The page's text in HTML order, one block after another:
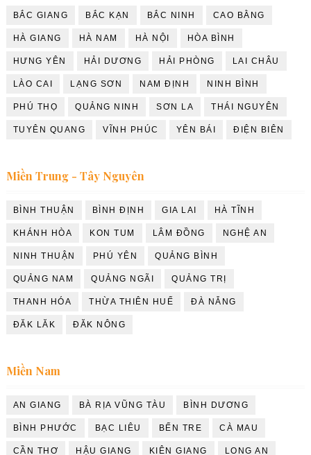
BẮC GIANG BẮC KẠN BẮC NINH CAO BẰNG
HÀ GIANG HÀ NAM HÀ NỘI HÒA BÌNH
HƯNG YÊN HẢI DƯƠNG HẢI PHÒNG LAI CHÂU
LÀO CAI LẠNG SƠN NAM ĐỊNH NINH BÌNH
PHÚ THỌ QUẢNG NINH SƠN LA THÁI NGUYÊN
TUYÊN QUANG VĨNH PHÚC YÊN BÁI ĐIỆN BIÊN
Miền Trung - Tây Nguyên
BÌNH THUẬN BÌNH ĐỊNH GIA LAI HÀ TĨNH
KHÁNH HÒA KON TUM LÂM ĐỒNG NGHỆ AN
NINH THUẬN PHÚ YÊN QUẢNG BÌNH
QUẢNG NAM QUẢNG NGÃI QUẢNG TRỊ
THANH HÓA THỪA THIÊN HUẾ ĐÀ NẴNG
ĐĂK LĂK ĐĂK NÔNG
Miền Nam
AN GIANG BÀ RỊA VŨNG TÀU BÌNH DƯƠNG
BÌNH PHƯỚC BẠC LIÊU BẾN TRE CÀ MAU
CẦN THƠ HẬU GIANG KIÊN GIANG LONG AN